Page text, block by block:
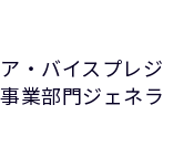
・バイスプレジ
業部門ジェネラ